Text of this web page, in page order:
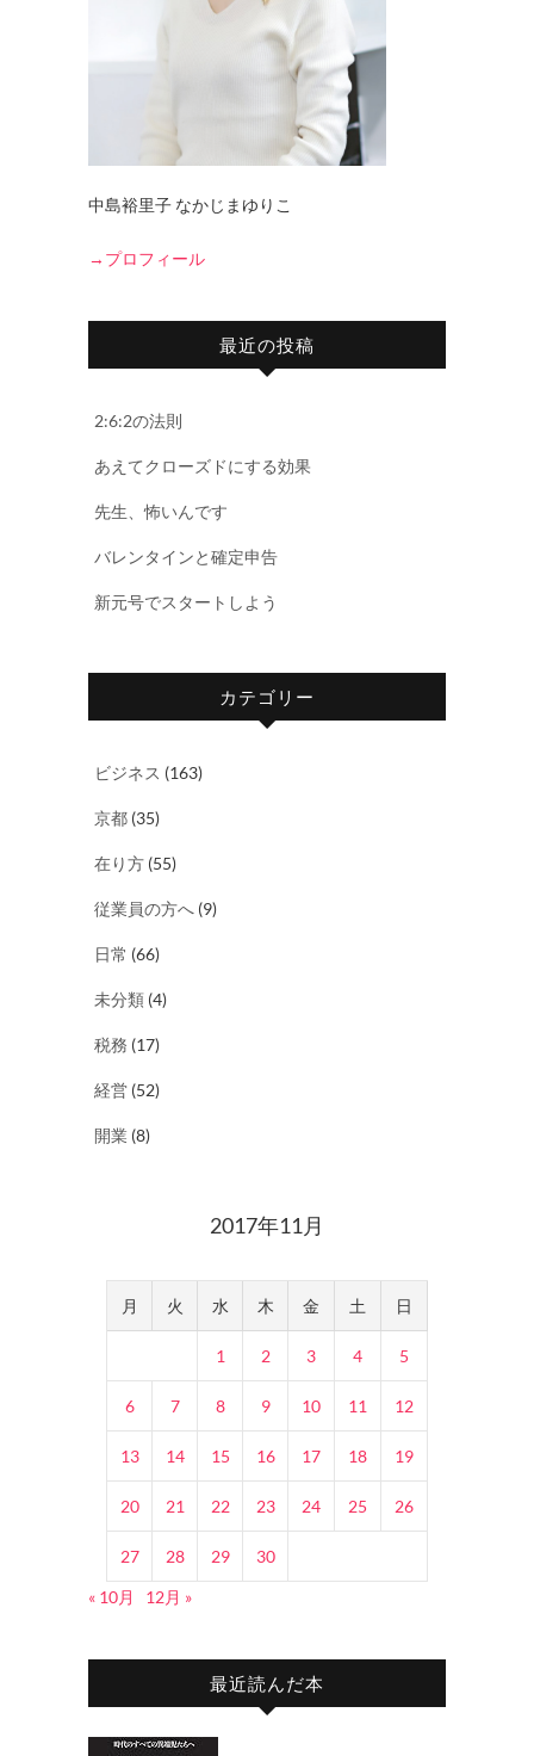
中島裕里子 なかじまゆりこ
→プロフィール
最近の投稿
2:6:2の法則
あえてクローズドにする効果
先生、怖いんです
バレンタインと確定申告
新元号でスタートしよう
カテゴリー
ビジネス (163)
京都 (35)
在り方 (55)
従業員の方へ (9)
日常 (66)
未分類 (4)
税務 (17)
経営 (52)
開業 (8)
2017年11月
月 火 水 木 金 土 日
1 2 3 4 5
6 7 8 9 10 11 12
13 14 15 16 17 18 19
20 21 22 23 24 25 26
27 28 29
30
« 10月
12月 »
最近読んだ本